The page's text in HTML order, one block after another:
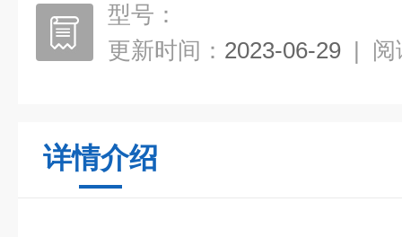
型号：
更新时间： 2023-06-29 | 阅
详情介绍